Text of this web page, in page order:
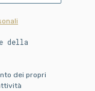
della
dei propri